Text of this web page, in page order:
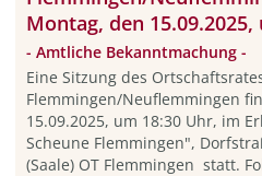
Montag, den
- Amtliche Bekanntmachung -
Eine Sitzung des
Flemmingen/Neuflemmingen
15.09.2025, um 18:30 Uhr, im
Scheune Flemmingen",
(Saale) OT Flemmingen statt.